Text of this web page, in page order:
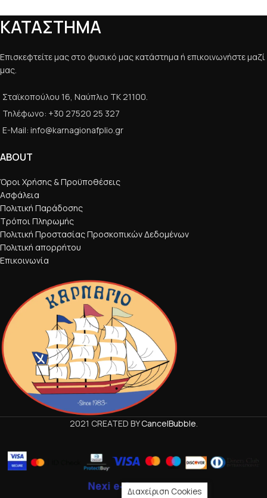
ΚΑΤΑΣΤΗΜΑ
Επισκεφτείτε μας στο φυσικό μας κατάστημα ή επικοινωνήστε μαζί
μας.
Σταϊκοπούλου 16, Ναύπλιο ΤΚ 21100.
Τηλέφωνο: +30 27520 25 327
E-Mail: info@karnagionafplio.gr
ABOUT
Όροι Χρήσης & Προϋποθέσεις
Ασφάλεια
Πολιτική Παράδοσης
Τρόποι Πληρωμής
Πολιτική Προστασίας Προσκοπικών Δεδομένων
Πολιτική απορρήτου
Επικοινωνία
2021 CREATED BYCancelBubble.
Διαχείριση Cookies